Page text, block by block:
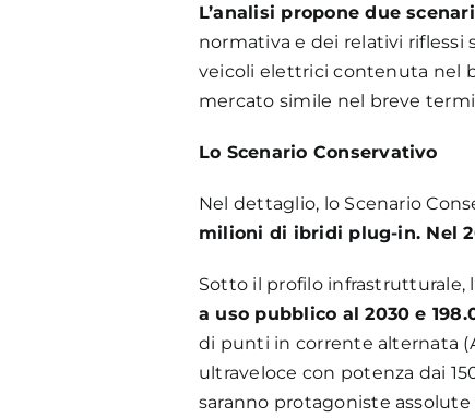
L’analisi propone due scenari
normativa e dei relativi riflessi
veicoli elettrici contenuta nel
mercato simile nel breve
Lo Scenario Conservativo
Nel dettaglio, lo Scenario
milioni di ibridi plug-in. Nel
Sotto il profilo infrastrutturale,
a uso pubblico al 2030 e
di punti in corrente alternata
ultraveloce con potenza dai
saranno protagoniste